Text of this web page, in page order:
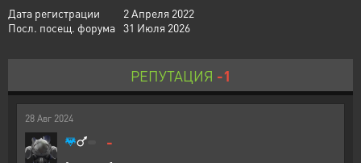
Дата регистрации
2 Апреля 2022
Посл. посещ. форума 31 Июля 2026
РЕПУТАЦИЯ -1
28 Авг 2024
-